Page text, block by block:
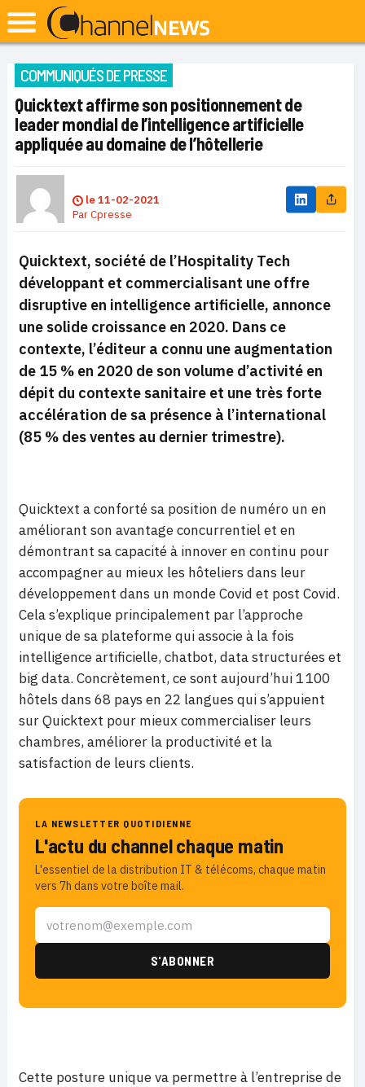
COMMUNIQUÉS DE PRESSE
Quicktext affirme son positionnement de
leader mondial de l’intelligence artificielle
appliquée au domaine de l’hôtellerie
le11-02-2021
ParCpresse
Quicktext, société de l’Hospitality Tech
développant et commercialisant une offre
disruptive en intelligence artificielle, annonce
une solide croissance en 2020. Dans ce
contexte, l’éditeur a connu une augmentation
de 15 % en 2020 de son volume d’activité en
dépit du contexte sanitaire et une très forte
accélération de sa présence à l’international
(85 % des ventes au dernier trimestre).
Quicktext a conforté sa position de numéro un en
améliorant son avantage concurrentiel et en
démontrant sa capacité à innover en continu pour
accompagner au mieux les hôteliers dans leur
développement dans un monde Covid et post Covid.
Cela s’explique principalement par l’approche
unique de sa plateforme qui associe à la fois
intelligence artificielle, chatbot, data structurées et
big data. Concrètement, ce sont aujourd’hui 1 100
hôtels dans 68 pays en 22 langues qui s’appuient
sur Quicktext pour mieux commercialiser leurs
chambres, améliorer la productivité et la
satisfaction de leurs clients.
LA NEWSLETTER QUOTIDIENNE
L'actu du channel chaque matin
L'essentiel de la distribution IT & télécoms, chaque matin
vers 7h dans votre boîte mail.
Cette posture unique va permettre à l’entreprise de